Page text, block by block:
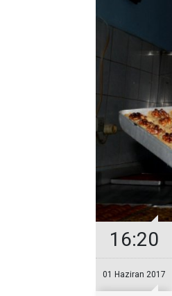
16:20
01 Haziran 2017